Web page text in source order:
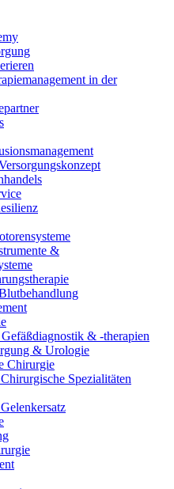
in der
&
& -therapien
& Urologie
Chirurgie
Spezialitäten